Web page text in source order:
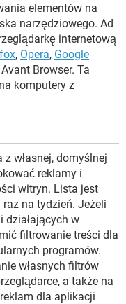
elementów na
narzędziowego. Ad
internetową
, Opera, Google
Browser. Ta
komputery z
z własnej, domyślnej
reklamy i
witryn. Lista jest
na tydzień. Jeżeli
działających w
filtrowanie treści dla
programów.
własnych filtrów
a także na
dla aplikacji